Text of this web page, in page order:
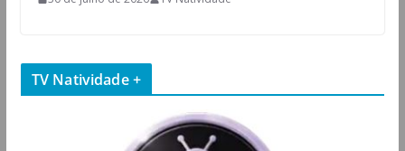
TV Natividade +